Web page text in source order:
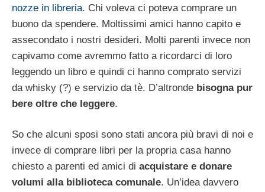
nozze in libreria. Chi voleva ci poteva comprare un
buono da spendere. Moltissimi amici hanno capito e
assecondato i nostri desideri. Molti parenti invece non
capivamo come avremmo fatto a ricordarci di loro
leggendo un libro e quindi ci hanno comprato servizi
da whisky (?) e servizio da tè. D’altronde bisogna pur
bere oltre che leggere.
So che alcuni sposi sono stati ancora più bravi di noi e
invece di comprare libri per la propria casa hanno
chiesto a parenti ed amici di acquistare e donare
volumi alla biblioteca comunale. Un’idea davvero